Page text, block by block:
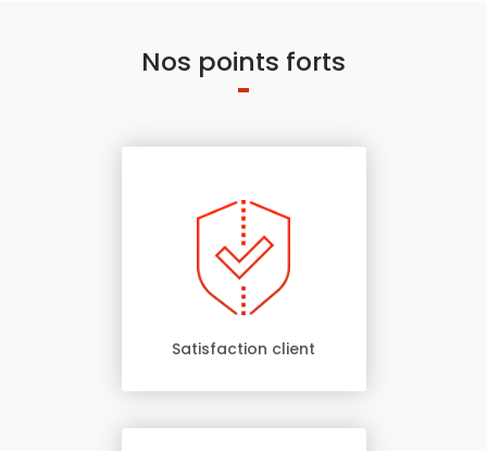
Nos points forts
Satisfaction client